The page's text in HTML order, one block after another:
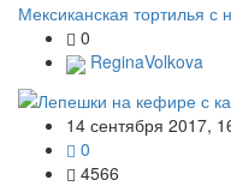
Мексиканская тортилья
0
ReginaVolkova
14 сентября 2017,
0
4566